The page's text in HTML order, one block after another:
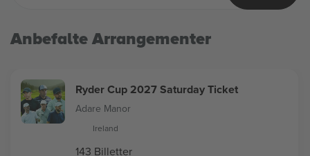
Anbefalte Arrangementer
Ryder Cup 2027 Saturday Ticket
Adare Manor
Ireland
143 Billetter